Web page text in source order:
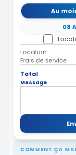
Au
08
Location
Frais de service
Total
Message
COMMENT ÇA